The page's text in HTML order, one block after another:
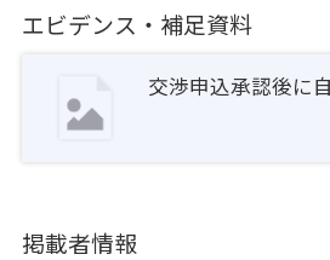
エビデンス・補足資料
交渉申込承認後に
掲載者情報